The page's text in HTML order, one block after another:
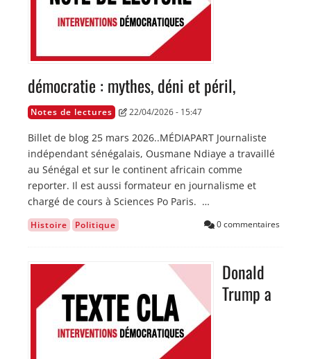
démocratie : mythes, déni et péril,
Notes de lectures 22/04/2026 - 15:47
Billet de blog 25 mars 2026..MÉDIAPART Journaliste
indépendant sénégalais, Ousmane Ndiaye a travaillé
au Sénégal et sur le continent africain comme
reporter. Il est aussi formateur en journalisme et
chargé de cours à Sciences Po Paris. …
Histoire Politique 0 commentaires
Donald
Trump a